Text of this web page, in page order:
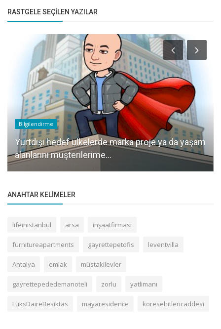
RASTGELE SEÇILEN YAZILAR
Bilgilendirme
Yurtdışı hedef ülkelerde marka proje ya da yaşam
alanlarını müşterilerime...
ANAHTAR KELIMELER
lifeinistanbul arsa inşaatfirması
furnitureapartments gayrettepetofis leventvilla
Antalya emlak müstakilevler
gayrettepededemanoteli zorlu yatlimanı
LüksDaireBesiktas mayaresidence koresehitlericaddesi